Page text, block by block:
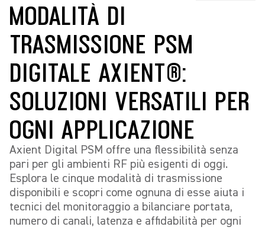
MODALITÀ DI
TRASMISSIONE PSM
DIGITALE AXIENT®:
SOLUZIONI VERSATILI PER
OGNI APPLICAZIONE
Axient Digital PSM offre una flessibilità senza
pari per gli ambienti RF più esigenti di oggi.
Esplora le cinque modalità di trasmissione
disponibili e scopri come ognuna di esse aiuta i
tecnici del monitoraggio a bilanciare portata,
numero di canali, latenza e affidabilità per ogni